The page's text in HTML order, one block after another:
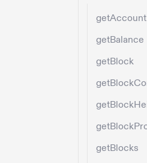
getBalance
getBlock
getBlocks